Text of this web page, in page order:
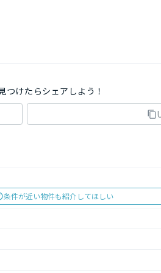
つけたらシェアしよう！
条件が近い物件も紹介してほしい